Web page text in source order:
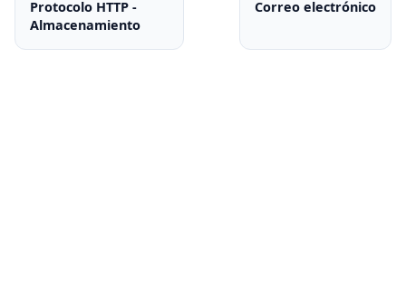
Protocolo HTTP -
Almacenamiento
Correo electrónico